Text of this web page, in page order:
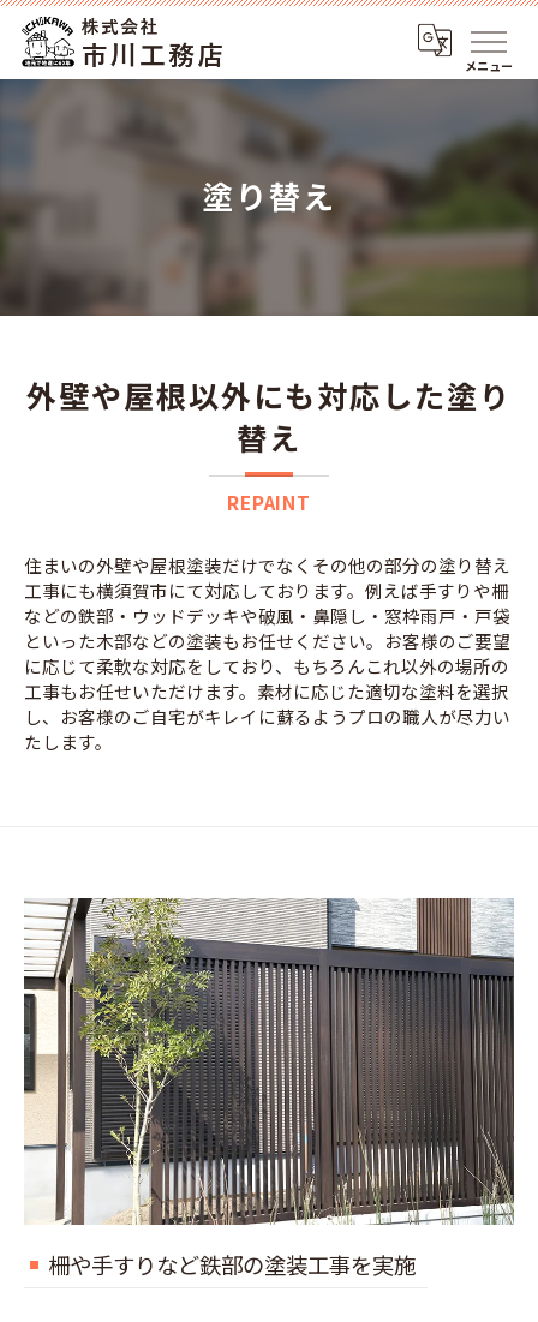
メニュー
塗り替え
外壁や屋根以外にも対応した塗り
替え
REPAINT
住まいの外壁や屋根塗装だけでなくその他の部分の塗り替え
工事にも横須賀市にて対応しております。例えば手すりや柵
などの鉄部・ウッドデッキや破風・鼻隠し・窓枠雨戸・戸袋
といった木部などの塗装もお任せください。お客様のご要望
に応じて柔軟な対応をしており、もちろんこれ以外の場所の
工事もお任せいただけます。素材に応じた適切な塗料を選択
し、お客様のご自宅がキレイに蘇るようプロの職人が尽力い
たします。
柵や手すりなど鉄部の塗装工事を実施